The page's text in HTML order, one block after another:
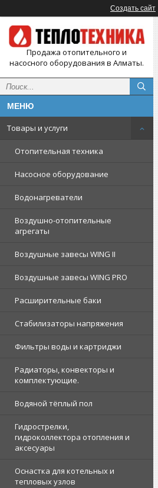
Создать сайт
Продажа отопительного и
насосного оборудования в Алматы.
Товары и услуги
Отопительная техника
Насосное оборудование
Водонагреватели
Воздушно-отопительные
агрегаты
Воздушные завесы WING II
Воздушные завесы WING PRO
Расширительные баки
Стабилизаторы напряжения
Фильтры воды и картриджи
Радиаторы, конвекторы и
комплектующие.
Водяной тёплый пол
Гидрострелки,
гидроколлектора отопления и
аксесуары
Оснастка для котельных и
тепловых узлов